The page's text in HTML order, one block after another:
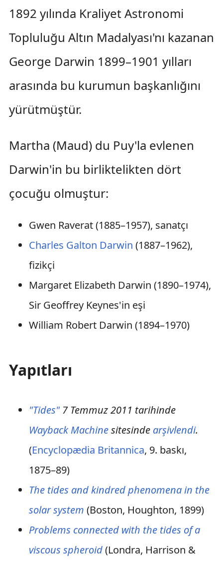
1892 yılında Kraliyet Astronomi
Topluluğu Altın Madalyası'nı kazanan
George Darwin 1899–1901 yılları
arasında bu kurumun başkanlığını
yürütmüştür.
Martha (Maud) du Puy'la evlenen
Darwin'in bu birliktelikten dört
çocuğu olmuştur:
Gwen Raverat (1885–1957), sanatçı
Charles Galton Darwin (1887–1962),
fizikçi
Margaret Elizabeth Darwin (1890–1974),
Sir Geoffrey Keynes'in eşi
William Robert Darwin (1894–1970)
Yapıtları
"Tides"7 Temmuz 2011 tarihinde
Wayback Machinesitesinde arşivlendi.
(Encyclopædia Britannica, 9. baskı,
1875–89)
The tides and kindred phenomena in the
solar system (Boston, Houghton, 1899)
Problems connected with the tides of a
viscous spheroid(Londra, Harrison &